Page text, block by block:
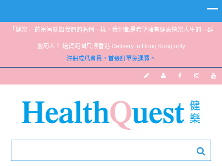
「健樂」 的宗旨就如我們的名稱一樣，我們都是希望擁有健康快樂人生的一群
醫葯人！ 送貨範圍只限香港 Delivery to Hong Kong only
注冊成爲會員，首張訂單免運費。